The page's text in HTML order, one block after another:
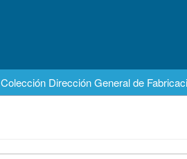
Colección Dirección General de